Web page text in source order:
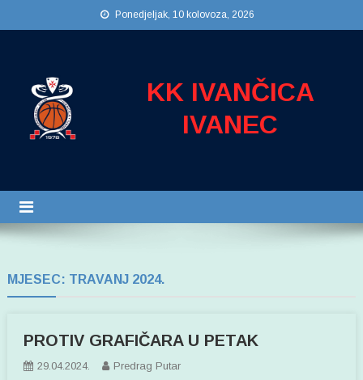
na
Ponedjeljak, 10 kolovoza, 2026
KK IVANČICA
IVANEC
MJESEC: TRAVANJ 2024.
PROTIV GRAFIČARA U PETAK
29.04.2024. Predrag Putar